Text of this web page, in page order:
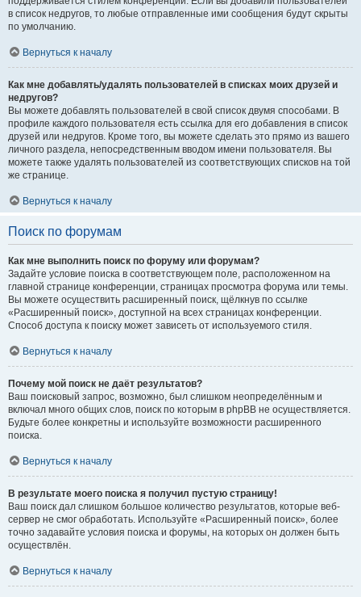
в список недругов, то любые отправленные ими сообщения будут скрыты
по умолчанию.
Вернуться к началу
Как мне добавлять/удалять пользователей в списках моих друзей и
недругов?
Вы можете добавлять пользователей в свой список двумя способами. В
профиле каждого пользователя есть ссылка для его добавления в список
друзей или недругов. Кроме того, вы можете сделать это прямо из вашего
личного раздела, непосредственным вводом имени пользователя. Вы
можете также удалять пользователей из соответствующих списков на той
же странице.
Вернуться к началу
Поиск по форумам
Как мне выполнить поиск по форуму или форумам?
Задайте условие поиска в соответствующем поле, расположенном на
главной странице конференции, страницах просмотра форума или темы.
Вы можете осуществить расширенный поиск, щёлкнув по ссылке
«Расширенный поиск», доступной на всех страницах конференции.
Способ доступа к поиску может зависеть от используемого стиля.
Вернуться к началу
Почему мой поиск не даёт результатов?
Ваш поисковый запрос, возможно, был слишком неопределённым и
включал много общих слов, поиск по которым в phpBB не осуществляется.
Будьте более конкретны и используйте возможности расширенного
поиска.
Вернуться к началу
В результате моего поиска я получил пустую страницу!
Ваш поиск дал слишком большое количество результатов, которые веб-
сервер не смог обработать. Используйте «Расширенный поиск», более
точно задавайте условия поиска и форумы, на которых он должен быть
осуществлён.
Вернуться к началу